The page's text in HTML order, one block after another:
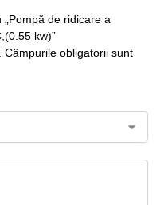
de ridicare a
kw)”
Câmpurile obligatorii sunt